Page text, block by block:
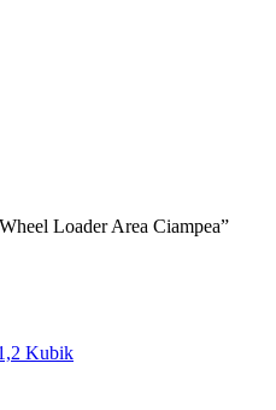
Loader Area Ciampea”